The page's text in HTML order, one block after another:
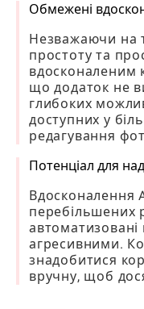
Обмежені
Незважаючи на
простоту та
вдосконаленим
що додаток не
глибоких
доступних у
редагування
Потенціал для
Вдосконалення
перебільшених
агресивними.
знадобитися
вручну, щоб